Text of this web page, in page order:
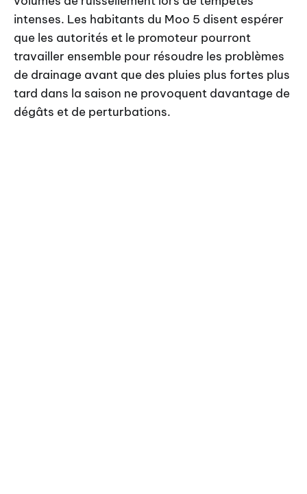
intenses. Les habitants du Moo 5 disent espérer
que les autorités et le promoteur pourront
travailler ensemble pour résoudre les problèmes
de drainage avant que des pluies plus fortes plus
tard dans la saison ne provoquent davantage de
dégâts et de perturbations.